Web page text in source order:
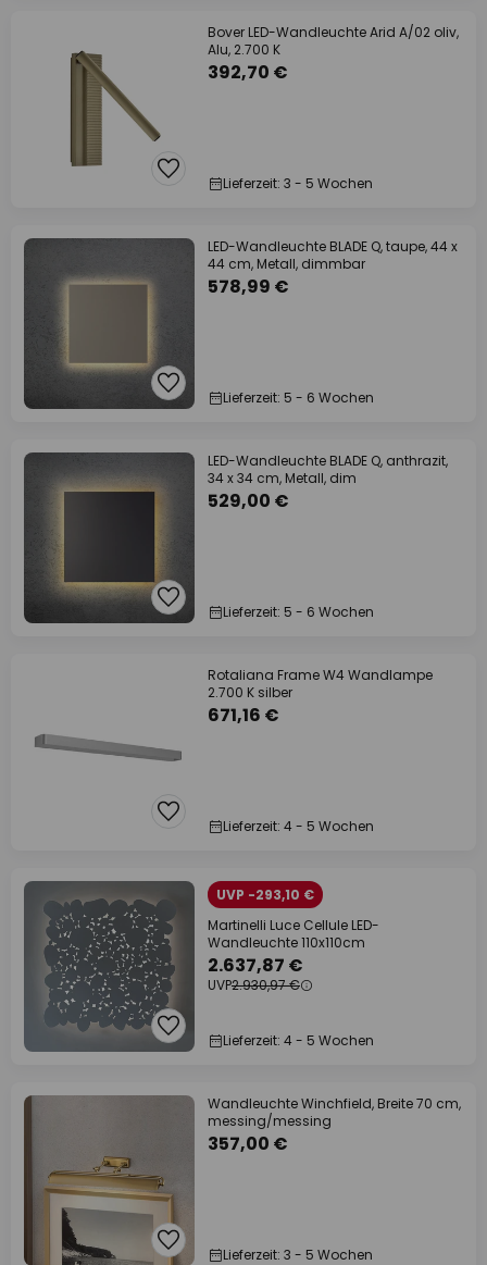
Bover LED-Wandleuchte Arid A/02 oliv,
Alu, 2.700 K
392,70 €
Lieferzeit: 3 - 5 Wochen
LED-Wandleuchte BLADE Q, taupe, 44 x
44 cm, Metall, dimmbar
578,99 €
Lieferzeit: 5 - 6 Wochen
LED-Wandleuchte BLADE Q, anthrazit,
34 x 34 cm, Metall, dim
529,00 €
Lieferzeit: 5 - 6 Wochen
Rotaliana Frame W4 Wandlampe
2.700 K silber
671,16 €
Lieferzeit: 4 - 5 Wochen
UVP -293,10 €
Martinelli Luce Cellule LED-
Wandleuchte 110x110cm
2.637,87 €
UVP2.930,97 €
Lieferzeit: 4 - 5 Wochen
Wandleuchte Winchfield, Breite 70 cm,
messing/messing
357,00 €
Lieferzeit: 3 - 5 Wochen